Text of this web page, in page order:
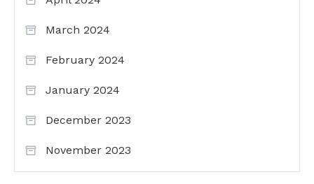
March 2024
February 2024
January 2024
December 2023
November 2023